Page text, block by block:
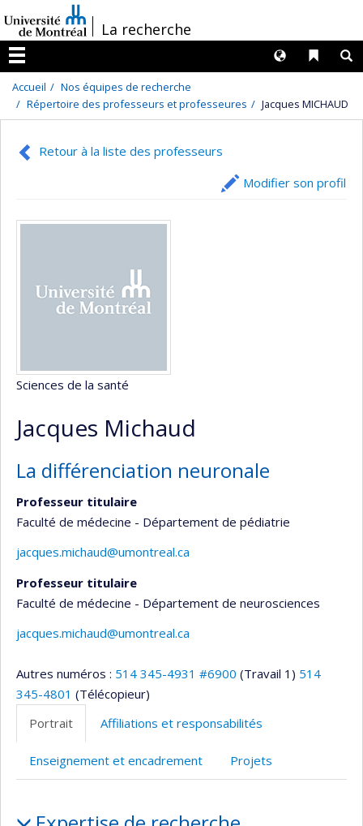
au
contenu
/La recherche
Menu
Liens
Langues
Accueil
Nos équipes de recherche
Répertoire des professeurs et professeures
Jacques MICHAUD
Retour à la liste des professeurs
Modifier son profil
Sciences de la santé
Jacques Michaud
La différenciation neuronale
Professeur titulaire
Faculté de médecine - Département de pédiatrie
jacques.michaud@umontreal.ca
Professeur titulaire
Faculté de médecine - Département de neurosciences
jacques.michaud@umontreal.ca
Autres numéros : 514 345-4931 #6900 (Travail 1) 514
345-4801 (Télécopieur)
Portrait
Affiliations et responsabilités
Enseignement et encadrement Projets